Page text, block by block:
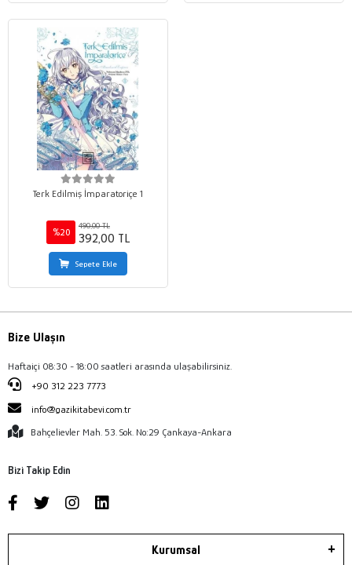
Terk Edilmiş İmparatoriçe 1
%20
490,00 TL
392,00 TL
Sepete Ekle
Bize Ulaşın
Haftaiçi 08:30 - 18:00 saatleri arasında ulaşabilirsiniz.
+90 312 223 7773
info@gazikitabevi.com.tr
Bahçelievler Mah. 53. Sok. No:29 Çankaya-Ankara
Bizi Takip Edin
Kurumsal